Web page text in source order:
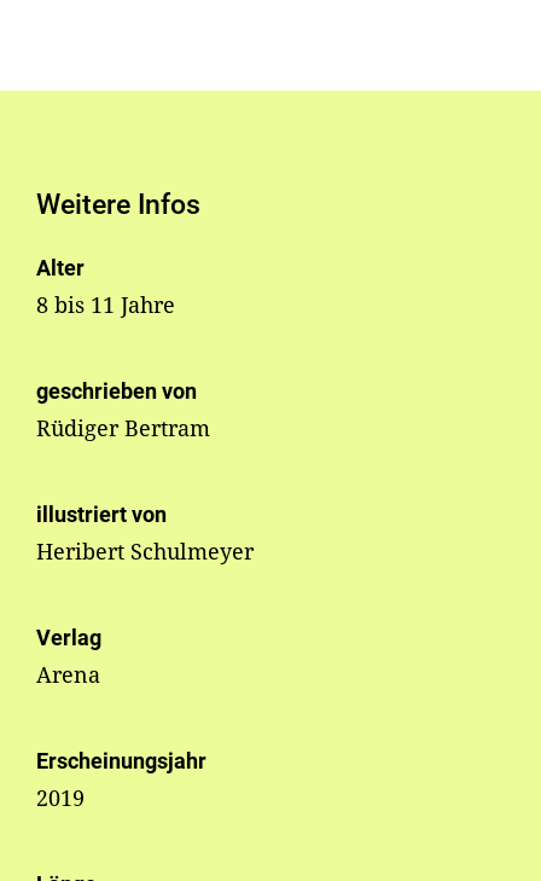
Weitere Infos
Alter
8 bis 11 Jahre
geschrieben von
Rüdiger Bertram
illustriert von
Heribert Schulmeyer
Verlag
Arena
Erscheinungsjahr
2019